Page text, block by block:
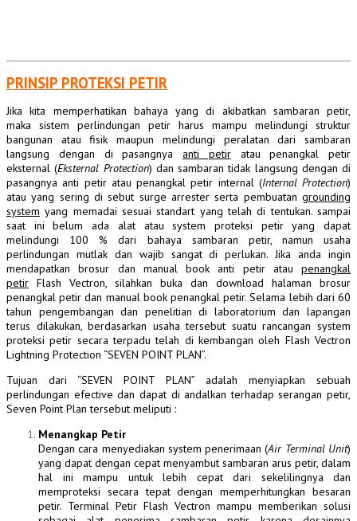
PRINSIP PROTEKSI PETIR
Jika kita memperhatikan bahaya yang di akibatkan sambaran petir,
maka sistem perlindungan petir harus mampu melindungi struktur
bangunan atau fisik maupun melindungi peralatan dari sambaran
langsung dengan di pasangnya anti petiratau penangkal petir
eksternal (Eksternal Protection) dan sambaran tidak langsung dengan di
pasangnya anti petir atau penangkal petir internal (Internal Protection)
atau yang sering di sebut surge arrester serta pembuatangrounding
system yang memadai sesuai standart yang telah di tentukan. sampai
saat ini belum ada alat atau system proteksi petir yang dapat
melindungi 100 % dari bahaya sambaran petir, namun usaha
perlindungan mutlak dan wajib sangat di perlukan. Jika anda ingin
mendapatkan brosur dan manual book anti petir atau penangkal
petir Flash Vectron, silahkan buka dan download halaman brosur
penangkal petir dan manual book penangkal petir. Selama lebih dari 60
tahun pengembangan dan penelitian di laboratorium dan lapangan
terus dilakukan, berdasarkan usaha tersebut suatu rancangan system
proteksi petir secara terpadu telah di kembangan oleh Flash Vectron
Lightning Protection “SEVEN POINT PLAN”.
Tujuan dari “SEVEN POINT PLAN” adalah menyiapkan sebuah
perlindungan efective dan dapat di andalkan terhadap serangan petir,
Seven Point Plan tersebut meliputi :
Menangkap Petir
Dengan cara menyediakan system penerimaan (Air Terminal Unit)
yang dapat dengan cepat menyambut sambaran arus petir, dalam
hal ini mampu untuk lebih cepat dari sekelilingnya dan
memproteksi secara tepat dengan memperhitungkan besaran
petir. Terminal Petir Flash Vectron mampu memberikan solusi